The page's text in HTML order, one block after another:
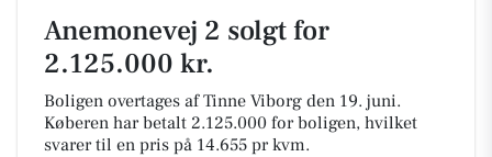
Anemonevej 2 solgt for
2.125.000 kr.
Boligen overtages af Tinne Viborg den 19. juni.
Køberen har betalt 2.125.000 for boligen, hvilket
svarer til en pris på 14.655 pr kvm.